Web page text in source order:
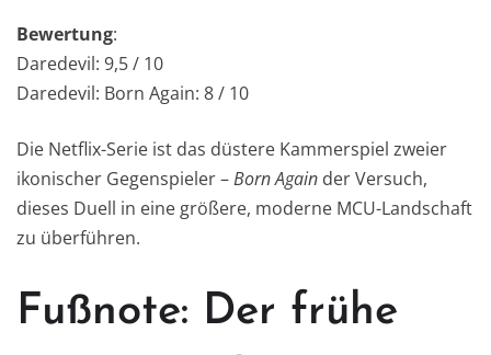
Bewertung:
Daredevil: 9,5 / 10
Daredevil: Born Again: 8 / 10
Die Netflix-Serie ist das düstere Kammerspiel zweier
ikonischer Gegenspieler –Born Again der Versuch,
dieses Duell in eine größere, moderne MCU-Landschaft
zu überführen.
Fußnote: Der frühe